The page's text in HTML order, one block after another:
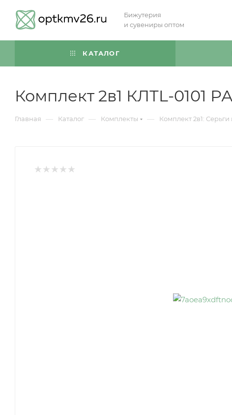
Бижутерия
и сувениры оптом
КАТАЛОГ
Комплект 2в1 КЛТL-0101
Главная — Каталог — Комплекты — Комплект 2в1: Серьги